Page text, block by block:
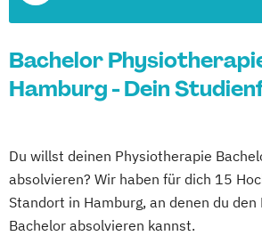
Bachelor
Hamburg - Dein
Du willst deinen Physiotherapie
absolvieren? Wir haben für dich 15
Standort in Hamburg, an denen du
Bachelor absolvieren kannst.